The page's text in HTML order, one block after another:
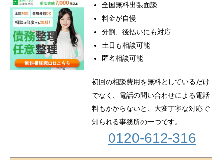
全国無料出張面談
料金が自慢
分割、後払いにも対応
土日も相談可能
匿名相談可能
初回の相談費用を無料としているだけ
でなく、電話の問い合わせによる電話
料もかからないと、大変丁寧な対応で
知られる事務所の一つです。
0120-612-316